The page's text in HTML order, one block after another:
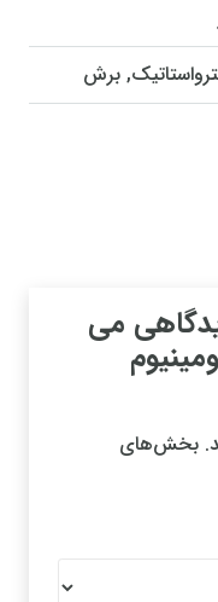
برش
می
بخش‌های